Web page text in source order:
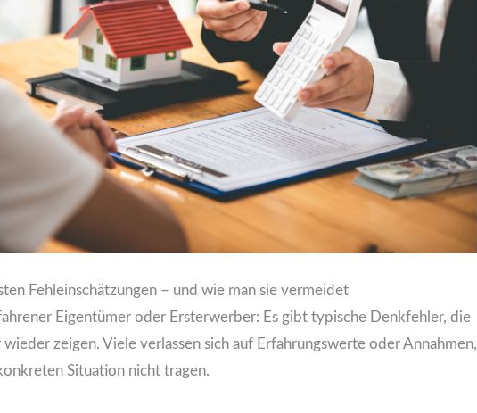
Fehleinschätzungen – und wie man sie vermeidet
Eigentümer oder Ersterwerber: Es gibt typische Denkfehler, die
wieder zeigen. Viele verlassen sich auf Erfahrungswerte oder Annahmen,
Situation nicht tragen.